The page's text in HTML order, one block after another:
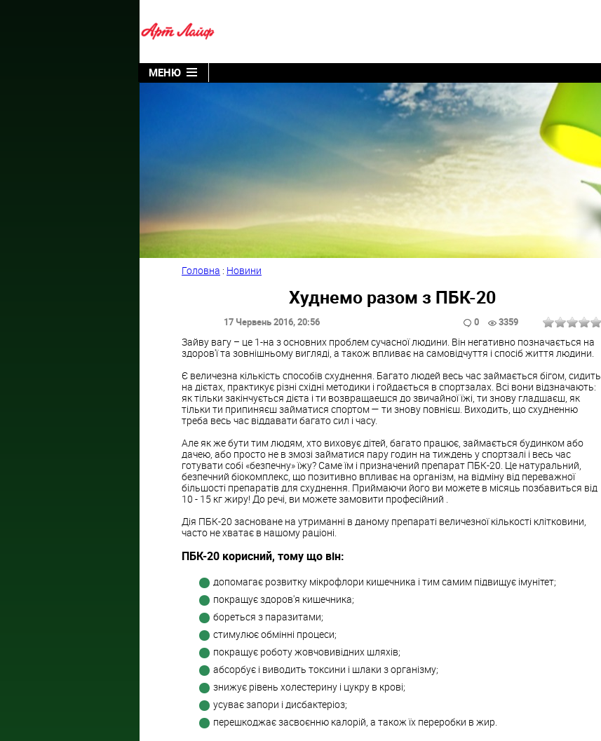
МЕНЮ
Головна : Новини
Худнемо разом з ПБК-20
17 Червень 2016, 20:56 0 3359
Зайву вагу – це 1-на з основних проблем сучасної людини. Він негативно позначається на
здоров'ї та зовнішньому вигляді, а також впливає на самовідчуття і спосіб життя людини.
Є величезна кількість способів схуднення. Багато людей весь час займається бігом, сидить
на дієтах, практикує різні східні методики і гойдається в спортзалах. Всі вони відзначають:
як тільки закінчується дієта і ти возвращаешся до звичайної їжі, ти знову гладшаєш, як
тільки ти припиняєш займатися спортом — ти знову повнієш. Виходить, що схудненню
треба весь час віддавати багато сил і часу.
Але як же бути тим людям, хто виховує дітей, багато працює, займається будинком або
дачею, або просто не в змозі займатися пару годин на тиждень у спортзалі і весь час
готувати собі «безпечну» їжу? Саме їм і призначений препарат ПБК-20. Це натуральний,
безпечний біокомплекс, що позитивно впливає на організм, на відміну від переважної
більшості препаратів для схуднення. Приймаючи його ви можете в місяць позбавиться від
10 - 15 кг жиру! До речі, ви можете замовити професійний .
Дія ПБК-20 засноване на утриманні в даному препараті величезної кількості клітковини,
часто не хватає в нашому раціоні.
ПБК-20 корисний, тому що він:
допомагає розвитку мікрофлори кишечника і тим самим підвищує імунітет;
покращує здоров'я кишечника;
бореться з паразитами;
стимулює обмінні процеси;
покращує роботу жовчовивідних шляхів;
абсорбує і виводить токсини і шлаки з організму;
знижує рівень холестерину і цукру в крові;
усуває запори і дисбактеріоз;
перешкоджає засвоєнню калорій, а також їх переробки в жир.